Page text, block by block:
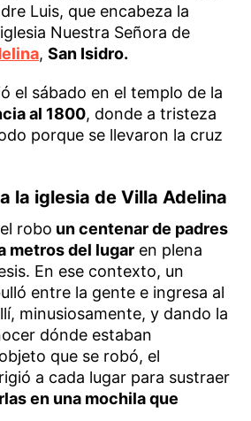
Luis, que encabeza la
Nuestra Señora de
, San Isidro.
el sábado en el templo de la
al 1800, donde a tristeza
porque se llevaron la cruz
la iglesia de Villa Adelina
robo un centenar de padres
metros del lugar en plena
En ese contexto, un
entre la gente e ingresa al
minusiosamente, y dando la
dónde estaban
que se robó, el
a cada lugar para sustraer
en una mochila que